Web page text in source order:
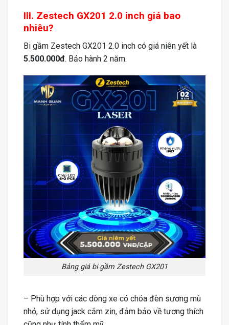
III. Zestech GX201 2.0 inch giá bao
nhiêu?
Bi gầm Zestech GX201 2.0 inch có giá niên yết là
5.500.000đ. Bảo hành 2 năm.
Bảng giá bi gầm Zestech GX201
– Phù hợp với các dòng xe có chóa đèn sương mù
nhỏ, sử dụng jack cắm zin, đảm bảo về tương thích